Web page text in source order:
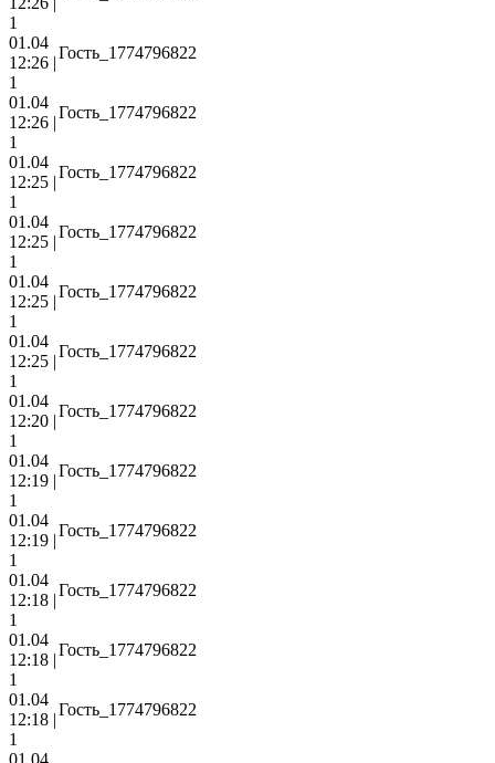
1
01.04
12:26 |
Гость_1774796822
1
01.04
12:26 |
Гость_1774796822
1
01.04
12:25 |
Гость_1774796822
1
01.04
12:25 |
Гость_1774796822
1
01.04
12:25 |
Гость_1774796822
1
01.04
12:25 |
Гость_1774796822
1
01.04
12:20 |
Гость_1774796822
1
01.04
12:19 |
Гость_1774796822
1
01.04
12:19 |
Гость_1774796822
1
01.04
12:18 |
Гость_1774796822
1
01.04
12:18 |
Гость_1774796822
1
01.04
12:18 |
Гость_1774796822
1
01.04